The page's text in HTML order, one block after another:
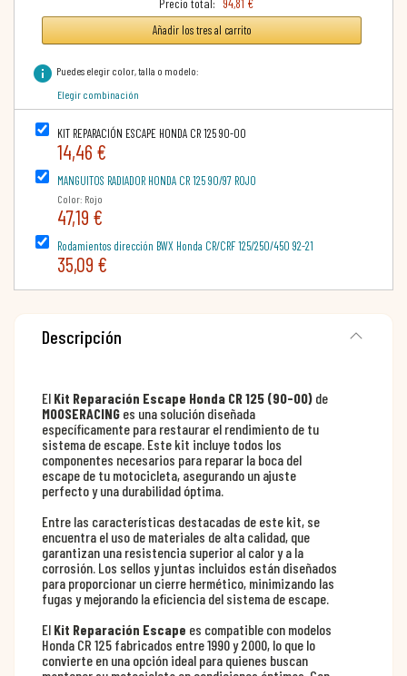
Precio total: 94,81 €
Añadir los tres al carrito
info Puedes elegir color, talla o modelo:
Elegir combinación
KIT REPARACIÓN ESCAPE HONDA CR 125 90-00
14,46 €
MANGUITOS RADIADOR HONDA CR 125 90/97 ROJO
Color: Rojo
47,19 €
Rodamientos dirección BWX Honda CR/CRF 125/250/450 92-21
35,09 €
Descripción
El Kit Reparación Escape Honda CR 125 (90-00) de
MOOSERACING es una solución diseñada
específicamente para restaurar el rendimiento de tu
sistema de escape. Este kit incluye todos los
componentes necesarios para reparar la boca del
escape de tu motocicleta, asegurando un ajuste
perfecto y una durabilidad óptima.
Entre las características destacadas de este kit, se
encuentra el uso de materiales de alta calidad, que
garantizan una resistencia superior al calor y a la
corrosión. Los sellos y juntas incluidos están diseñados
para proporcionar un cierre hermético, minimizando las
fugas y mejorando la eficiencia del sistema de escape.
El Kit Reparación Escape es compatible con modelos
Honda CR 125 fabricados entre 1990 y 2000, lo que lo
convierte en una opción ideal para quienes buscan